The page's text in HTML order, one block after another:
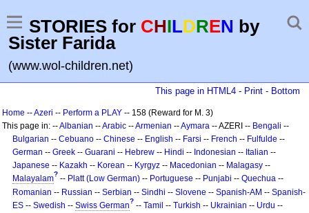
STORIES for CHILDREN by
Sister Farida
(www.wol-children.net)
This page in HTML4 - Print - Bottom
Home --Azeri -- Perform a PLAY -- 158 (Reward for M. 3)
This page in: --Albanian --Arabic --Armenian --Aymara -- AZERI -- Bengali --
Bulgarian -- Cebuano -- Chinese -- English -- Farsi -- French -- Fulfulde --
German -- Greek -- Guarani -- Hebrew -- Hindi -- Indonesian -- Italian --
Japanese -- Kazakh -- Korean -- Kyrgyz -- Macedonian -- Malagasy --
Malayalam? -- Platt (Low German) -- Portuguese -- Punjabi -- Quechua --
Romanian -- Russian -- Serbian -- Sindhi -- Slovene -- Spanish-AM -- Spanish-
ES -- Swedish -- Swiss German? -- Tamil -- Turkish -- Ukrainian -- Urdu --